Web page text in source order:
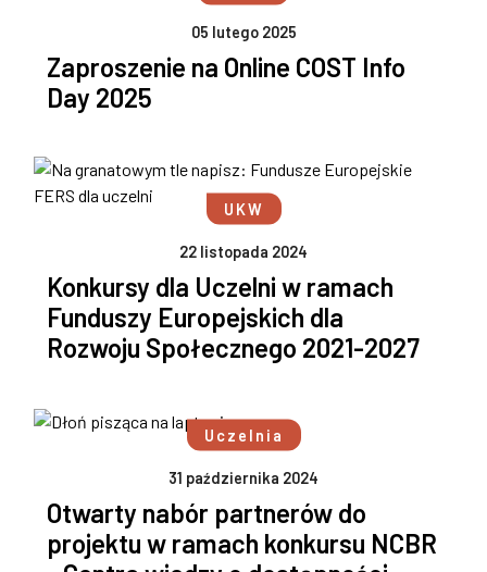
05 lutego 2025
Zaproszenie na Online COST Info
Day 2025
UKW
22 listopada 2024
Konkursy dla Uczelni w ramach
Funduszy Europejskich dla
Rozwoju Społecznego 2021-2027
Uczelnia
31 października 2024
Otwarty nabór partnerów do
projektu w ramach konkursu NCBR